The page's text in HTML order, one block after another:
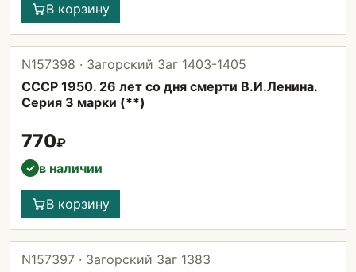
В корзину
N157398 · Загорский Заг 1403-1405
СССР 1950. 26 лет со дня смерти В.И.Ленина.
Серия 3 марки (**)
770₽
✓ в наличии
В корзину
N157397 · Загорский Заг 1383